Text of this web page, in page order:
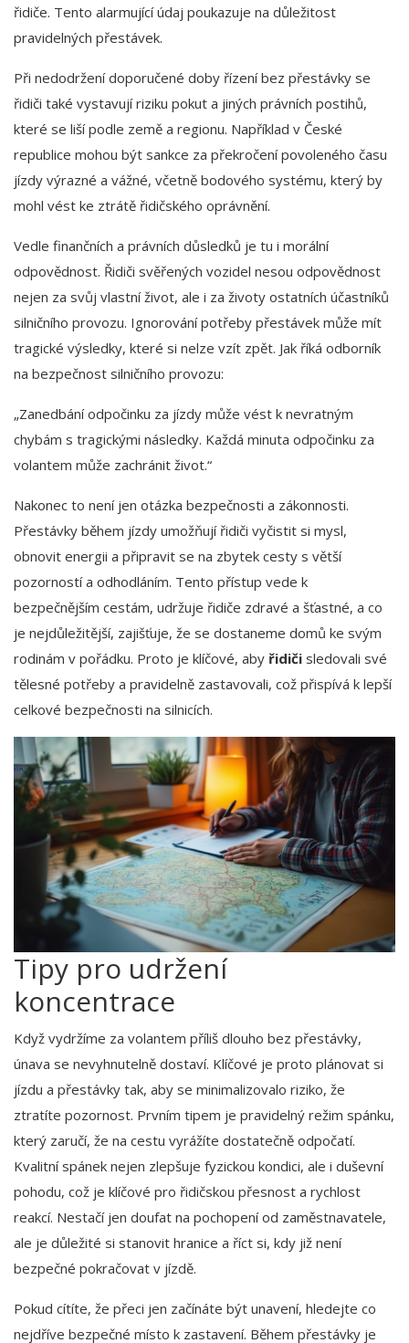
řidiče. Tento alarmující údaj poukazuje na důležitost
pravidelných přestávek.
Při nedodržení doporučené doby řízení bez přestávky se
řidiči také vystavují riziku pokut a jiných právních postihů,
které se liší podle země a regionu. Například v České
republice mohou být sankce za překročení povoleného času
jízdy výrazné a vážné, včetně bodového systému, který by
mohl vést ke ztrátě řidičského oprávnění.
Vedle finančních a právních důsledků je tu i morální
odpovědnost. Řidiči svěřených vozidel nesou odpovědnost
nejen za svůj vlastní život, ale i za životy ostatních účastníků
silničního provozu. Ignorování potřeby přestávek může mít
tragické výsledky, které si nelze vzít zpět. Jak říká odborník
na bezpečnost silničního provozu:
„Zanedbání odpočinku za jízdy může vést k nevratným
chybám s tragickými následky. Každá minuta odpočinku za
volantem může zachránit život.“
Nakonec to není jen otázka bezpečnosti a zákonnosti.
Přestávky během jízdy umožňují řidiči vyčistit si mysl,
obnovit energii a připravit se na zbytek cesty s větší
pozorností a odhodláním. Tento přístup vede k
bezpečnějším cestám, udržuje řidiče zdravé a šťastné, a co
je nejdůležitější, zajišťuje, že se dostaneme domů ke svým
rodinám v pořádku. Proto je klíčové, aby řidiči sledovali své
tělesné potřeby a pravidelně zastavovali, což přispívá k lepší
celkové bezpečnosti na silnicích.
Tipy pro udržení
koncentrace
Když vydržíme za volantem příliš dlouho bez přestávky,
únava se nevyhnutelně dostaví. Klíčové je proto plánovat si
jízdu a přestávky tak, aby se minimalizovalo riziko, že
ztratíte pozornost. Prvním tipem je pravidelný režim spánku,
který zaručí, že na cestu vyrážíte dostatečně odpočatí.
Kvalitní spánek nejen zlepšuje fyzickou kondici, ale i duševní
pohodu, což je klíčové pro řidičskou přesnost a rychlost
reakcí. Nestačí jen doufat na pochopení od zaměstnavatele,
ale je důležité si stanovit hranice a říct si, kdy již není
bezpečné pokračovat v jízdě.
Pokud cítíte, že přeci jen začínáte být unavení, hledejte co
nejdříve bezpečné místo k zastavení. Během přestávky je